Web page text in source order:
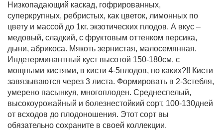
Низкопадающий каскад, гофрированных,
суперкрупных, ребристых, как цветок, лимонных по
цвету и массой до 1кг. экзотических плодов. А вкус –
медовый, сладкий, с фруктовым оттенком персика,
дыни, абрикоса. Мякоть зернистая, малосемянная.
Индетерминантный куст высотой 150-180см, с
мощными кистями, в кисти 4-5плодов, но каких?!! Кисти
завязываются через 3 листа. Формировать в 2-3стебля,
умерено пасынкуя, многоплоден. Среднеспелый,
высокоурожайный и болезнестойкий сорт, 100-130дней
от всходов до плодоношения. Этот сорт вы
обязательно сохраните в своей коллекции.